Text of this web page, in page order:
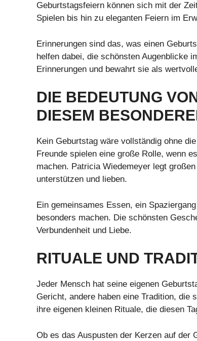
Geburtstagsfeiern können sich mit der
Spielen bis hin zu eleganten Feiern im
Erinnerungen sind das, was einen
helfen dabei, die schönsten Augenblicke
Erinnerungen und bewahrt sie als
DIE BEDEUTUNG
DIESEM
Kein Geburtstag wäre vollständig ohne
Freunde spielen eine große Rolle, wenn
machen. Patricia Wiedemeyer legt
unterstützen und lieben.
Ein gemeinsames Essen, ein
besonders machen. Die schönsten
Verbundenheit und Liebe.
RITUALE UND
Jeder Mensch hat seine eigenen
Gericht, andere haben eine Tradition, die
ihre eigenen kleinen Rituale, die diesen
Ob es das Auspusten der Kerzen auf der